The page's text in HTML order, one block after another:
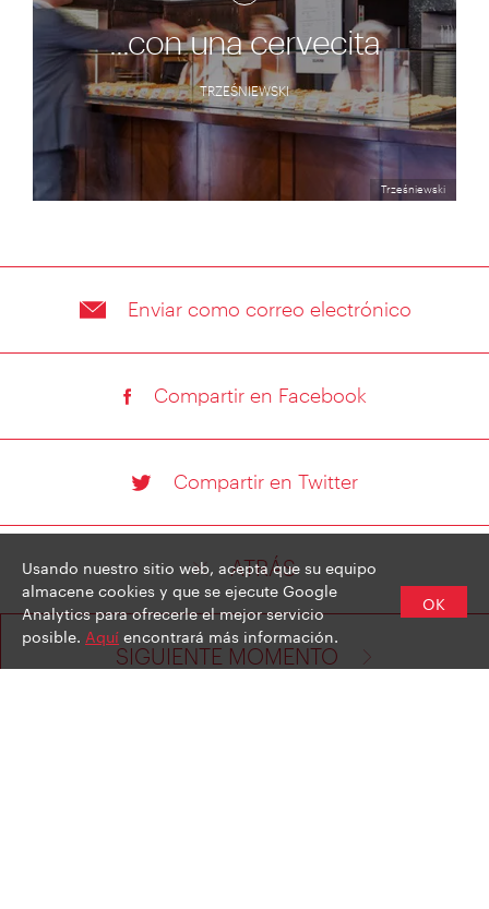
Trześniewski
...con una cervecita
TRZEŚNIEWSKI
Enviar como correo electrónico
Compartir en Facebook
Compartir en Twitter
ATRÁS
SIGUIENTE MOMENTO
Usando nuestro sitio web, acepta que su equipo
almacene cookies y que se ejecute Google
Analytics para ofrecerle el mejor servicio
posible. Aquíencontrará más información.
OK